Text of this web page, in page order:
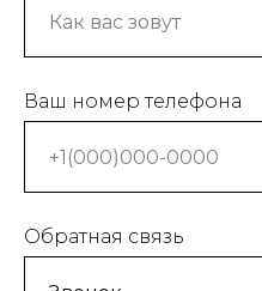
Ваш номер телефона
Обратная связь